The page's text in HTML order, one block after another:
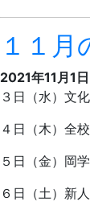
１１月
2021年11月1
３日（水）文
４日（木）全
５日（金）岡
６日（土）新